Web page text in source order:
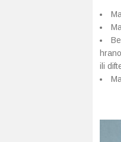
ili